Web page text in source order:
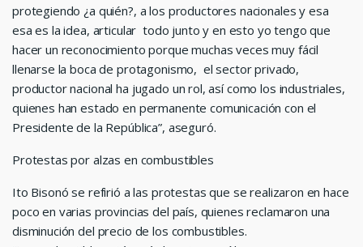
protegiendo ¿a quién?, a los productores nacionales y esa
esa es la idea, articular todo junto y en esto yo tengo que
hacer un reconocimiento porque muchas veces muy fácil
llenarse la boca de protagonismo, el sector privado,
productor nacional ha jugado un rol, así como los industriales,
quienes han estado en permanente comunicación con el
Presidente de la República”, aseguró.
Protestas por alzas en combustibles
Ito Bisonó se refirió a las protestas que se realizaron en hace
poco en varias provincias del país, quienes reclamaron una
disminución del precio de los combustibles.